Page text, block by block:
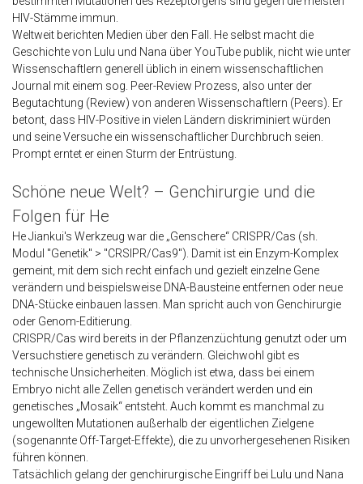
HIV-Stämme immun.
Weltweit berichten Medien über den Fall. He selbst macht die
Geschichte von Lulu und Nana über YouTube publik, nicht wie unter
Wissenschaftlern generell üblich in einem wissenschaftlichen
Journal mit einem sog. Peer-Review Prozess, also unter der
Begutachtung (Review) von anderen Wissenschaftlern (Peers). Er
betont, dass HIV-Positive in vielen Ländern diskriminiert würden
und seine Versuche ein wissenschaftlicher Durchbruch seien.
Prompt erntet er einen Sturm der Entrüstung.
Schöne neue Welt? – Genchirurgie und die
Folgen für He
He Jiankui's Werkzeug war die „Genschere“ CRISPR/Cas (sh.
Modul "Genetik" > "CRSIPR/Cas9"). Damit ist ein Enzym-Komplex
gemeint, mit dem sich recht einfach und gezielt einzelne Gene
verändern und beispielsweise DNA-Bausteine entfernen oder neue
DNA-Stücke einbauen lassen. Man spricht auch von Genchirurgie
oder Genom-Editierung.
CRISPR/Cas wird bereits in der Pflanzenzüchtung genutzt oder um
Versuchstiere genetisch zu verändern. Gleichwohl gibt es
technische Unsicherheiten. Möglich ist etwa, dass bei einem
Embryo nicht alle Zellen genetisch verändert werden und ein
genetisches „Mosaik“ entsteht. Auch kommt es manchmal zu
ungewollten Mutationen außerhalb der eigentlichen Zielgene
(sogenannte Off-Target-Effekte), die zu unvorhergesehenen Risiken
führen können.
Tatsächlich gelang der genchirurgische Eingriff bei Lulu und Nana